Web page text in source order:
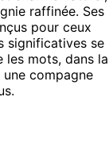
raffinée. Ses
pour ceux
significatives se
les mots, dans la
compagne